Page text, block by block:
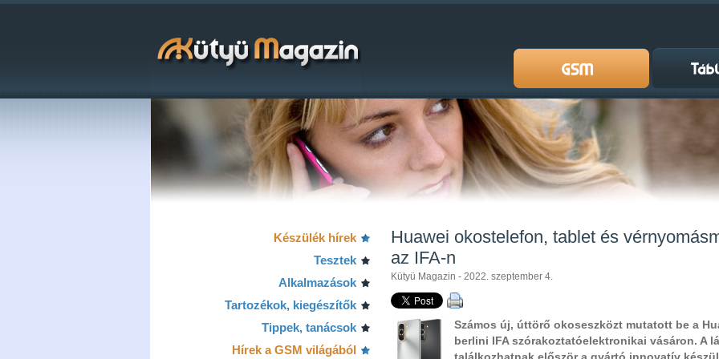
Készülék hírek
Tesztek
Alkalmazások
Tartozékok, kiegészítők
Tippek, tanácsok
Hírek a GSM világából
Huawei okostelefon, tablet és
az IFA-n
Kütyü Magazin - 2022. szeptember 4.
Számos új, úttörő okoseszközt mutatott be a
berlini IFA szórakoztatóelektronikai vásáron. A